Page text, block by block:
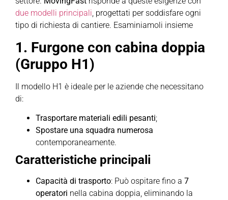
due modelli principali, progettati per soddisfare ogni
tipo di richiesta di cantiere. Esaminiamoli insieme
1. Furgone con cabina doppia
(Gruppo H1)
Il modello H1 è ideale per le aziende che necessitano
di:
Trasportare materiali edili pesanti;
Spostare una squadra numerosa
contemporaneamente.
Caratteristiche principali
Capacità di trasporto: Può ospitare fino a 7
operatori nella cabina doppia, eliminando la